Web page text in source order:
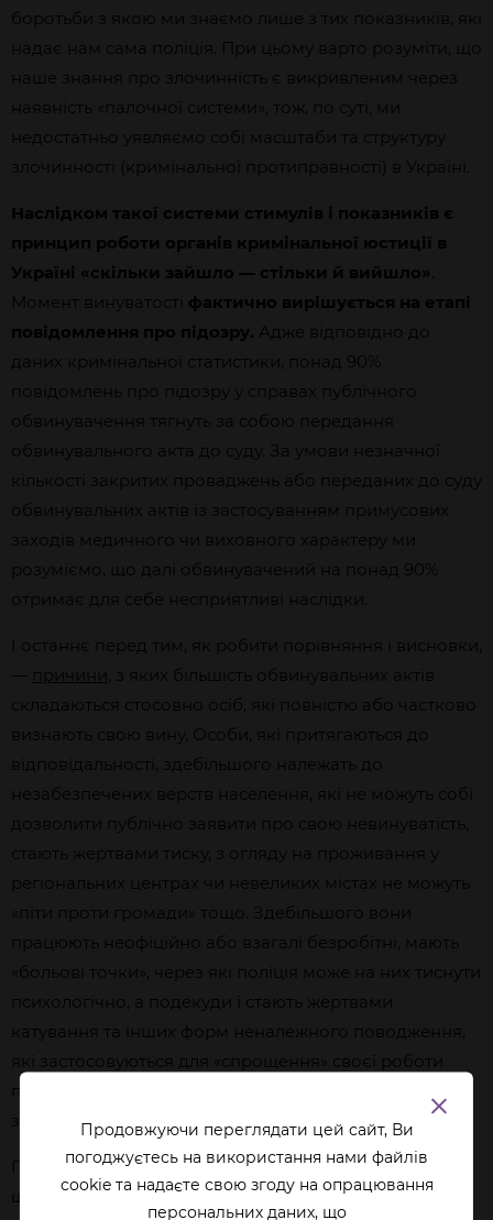
боротьби з якою ми знаємо лише з тих показників, які
надає нам сама поліція. При цьому варто розуміти, що
наше знання про злочинність є викривленим через
наявність «палочної системи», тож, по суті, ми
недостатньо уявляємо собі масштаби та структуру
злочинності (кримінальної протиправності) в Україні.
Наслідком такої системи стимулів і показників є
принцип роботи органів кримінальної юстиції в
Україні «скільки зайшло — стільки й вийшло»
Момент винуватості фактично вирішується на етапі
повідомлення про підозру. Адже відповідно до
даних кримінальної статистики, понад 90%
повідомлень про підозру у справах публічного
обвинувачення тягнуть за собою передання
обвинувального акта до суду. За умови незначної
кількості закритих проваджень або переданих до суду
обвинувальних актів із застосуванням примусових
заходів медичного чи виховного характеру ми
розуміємо, що далі обвинувачений на понад 90%
отримає для себе несприятливі наслідки.
І останнє перед тим, як робити порівняння і висновки,
— причини
, з яких більшість обвинувальних актів
складаються стосовно осіб, які повністю або частково
визнають свою вину. Особи, які притягаються до
відповідальності, здебільшого належать до
незабезпечених верств населення, які не можуть собі
дозволити публічно заявити про свою невинуватість,
стають жертвами тиску, з огляду на проживання у
регіональних центрах чи невеликих містах не можуть
«піти проти громади» тощо. Здебільшого вони
працюють неофіційно або взагалі безробітні, мають
«больові точки», через які поліція може на них тиснути
психологічно, а подекуди і стають жертвами
катування та інших форм неналежного поводження,
які застосовуються для «спрощення» своєї роботи
правоохоронцями та отримання інформації
зізнавального характеру.
Підсумовуючи інституційний аспект, висловимо тезу,
що описані вищеінституційні практики роботи
Продовжуючи переглядати цей сайт, Ви
погоджуєтесь на використання нами файлів
cookie та надаєте свою згоду на опрацювання
перcональних даних, що